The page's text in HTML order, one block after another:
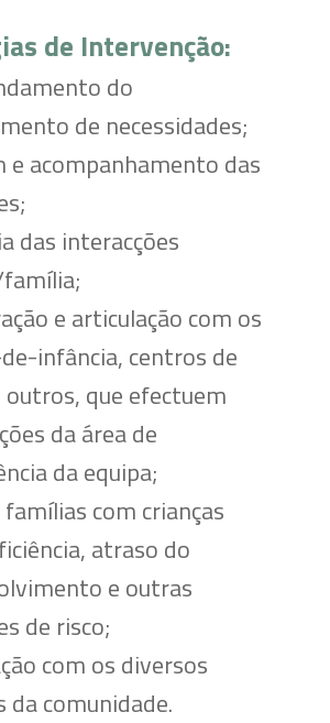
de Intervenção:
do
de necessidades;
e acompanhamento das
das interacções
e articulação com os
infância, centros de
outros, que efectuem
da área de
da equipa;
com crianças
atraso do
e outras
de risco;
com os diversos
da comunidade.